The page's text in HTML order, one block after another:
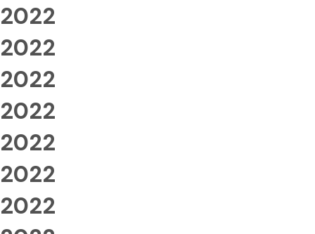
2022
2022
2022
2022
2022
2022
2022